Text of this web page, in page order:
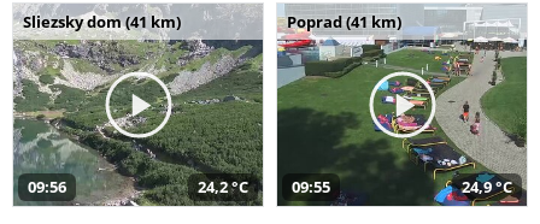
Sliezsky dom (41 km)
09:56 24,2 °C
Poprad (41 km)
09:55 24,9 °C